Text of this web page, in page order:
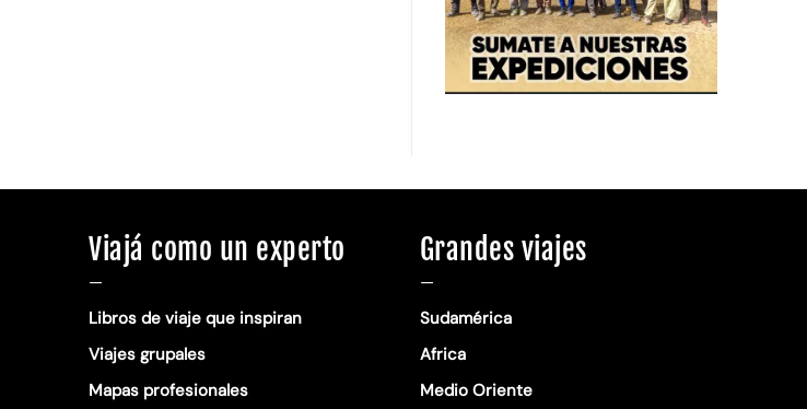
Viajá como un experto
—
Libros de viaje que inspiran
Viajes grupales
Mapas profesionales
Grandes viajes
—
Sudamérica
Africa
Medio Oriente